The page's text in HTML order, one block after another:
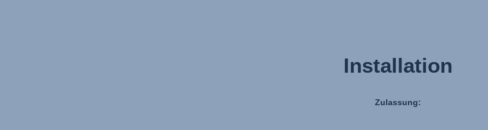
Installation
Zulassung: